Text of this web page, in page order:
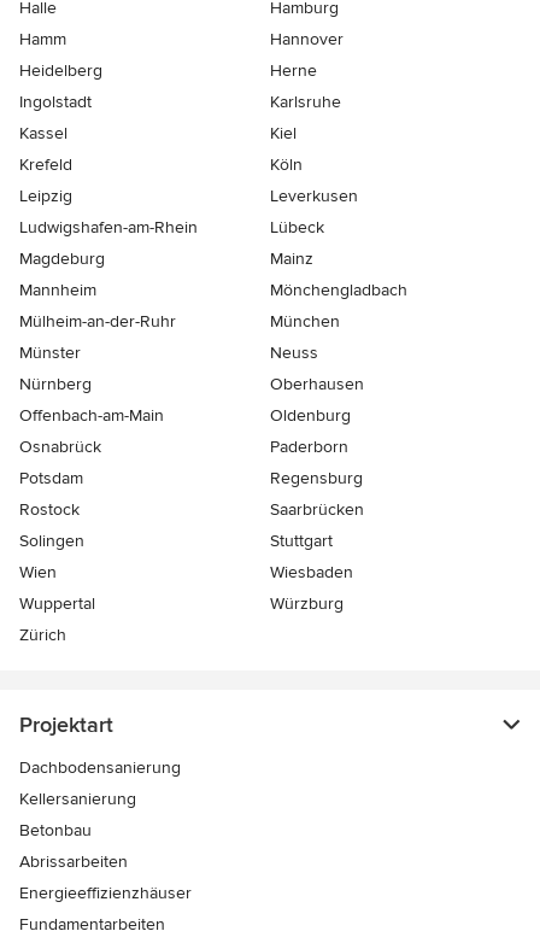
Halle
Hamburg
Hamm
Hannover
Heidelberg
Herne
Ingolstadt
Karlsruhe
Kassel
Kiel
Krefeld
Köln
Leipzig
Leverkusen
Ludwigshafen-am-Rhein
Lübeck
Magdeburg
Mainz
Mannheim
Mönchen­gladbach
Mülheim-an-der-Ruhr
München
Münster
Neuss
Nürnberg
Oberhausen
Offenbach-am-Main
Oldenburg
Osnabrück
Paderborn
Potsdam
Regensburg
Rostock
Saarbrücken
Solingen
Stuttgart
Wien
Wiesbaden
Wuppertal
Würzburg
Zürich
Projektart
Dachbodensanierung
Kellersanierung
Betonbau
Abrissarbeiten
Energieeffizienzhäuser
Fundamentarbeiten